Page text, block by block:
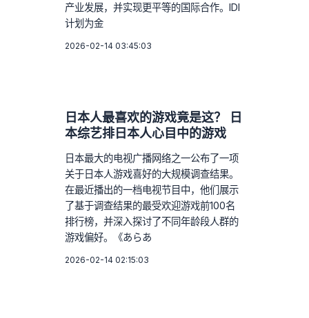
产业发展，并实现更平等的国际合作。IDI
计划为金
2026-02-14 03:45:03
日本人最喜欢的游戏竟是这？ 日
本综艺排日本人心目中的游戏
日本最大的电视广播网络之一公布了一项
关于日本人游戏喜好的大规模调查结果。
在最近播出的一档电视节目中，他们展示
了基于调查结果的最受欢迎游戏前100名
排行榜，并深入探讨了不同年龄段人群的
游戏偏好。《あらあ
2026-02-14 02:15:03